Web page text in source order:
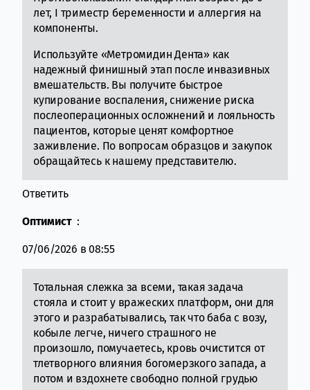
лет, I триместр беременности и аллергия на
компоненты.
Используйте «Метромидин Дента» как
надежный финишный этап после инвазивных
вмешательств. Вы получите быстрое
купирование воспаления, снижение риска
послеоперационных осложнений и лояльность
пациентов, которые ценят комфортное
заживление. По вопросам образцов и закупок
обращайтесь к нашему представителю.
Ответить
Оптимист :
07/06/2026 в 08:55
Тотальная слежка за всеми, такая задача
стояла и стоит у вражеских платформ, они для
этого и разрабатывались, так что баба с возу,
кобыле легче, ничего страшного не
произошло, помучаетесь, кровь очистится от
тлетворного влияния богомерзкого запада, а
потом и вздохнете свободно полной грудью